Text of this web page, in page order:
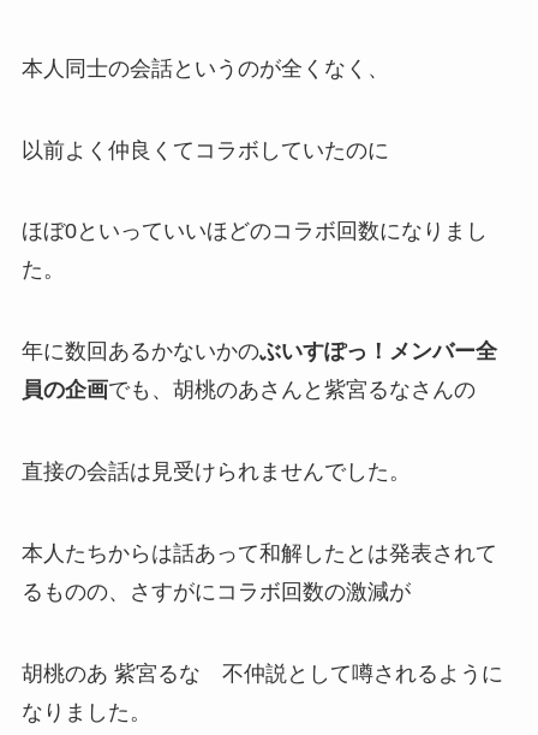
本人同士の会話というのが全くなく、
以前よく仲良くてコラボしていたのに
ほぼ0といっていいほどのコラボ回数になりまし
た。
年に数回あるかないかのぶいすぽっ！メンバー全
員の企画でも、胡桃のあさんと紫宮るなさんの
直接の会話は見受けられませんでした。
本人たちからは話あって和解したとは発表されて
るものの、さすがにコラボ回数の激減が
胡桃のあ 紫宮るな 不仲説 として噂されるように
なりました。